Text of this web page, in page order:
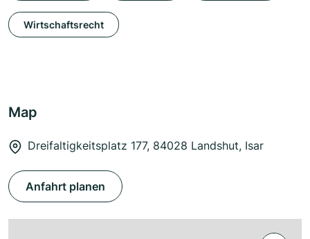
Wirtschaftsrecht
Map
Dreifaltigkeitsplatz 177, 84028 Landshut, Isar
Anfahrt planen